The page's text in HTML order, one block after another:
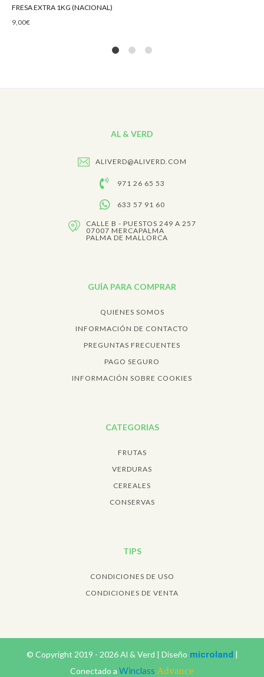
FRESA EXTRA 1KG (NACIONAL)
9,00€
AL & VERD
ALIVERD@ALIVERD.COM
971 26 65 53
633 57 91 60
CALLE B - PUESTOS 249 A 257
07007 MERCAPALMA
PALMA DE MALLORCA
GUÍA PARA COMPRAR
QUIENES SOMOS
INFORMACIÓN DE CONTACTO
PREGUNTAS FRECUENTES
PAGO SEGURO
INFORMACIÓN SOBRE COOKIES
CATEGORIAS
FRUTAS
VERDURAS
CEREALES
CONSERVAS
TIPS
CONDICIONES DE USO
CONDICIONES DE VENTA
© Copyright 2019 - 2026Al & Verd | Diseño microland |
Conectado a Winclass Advance